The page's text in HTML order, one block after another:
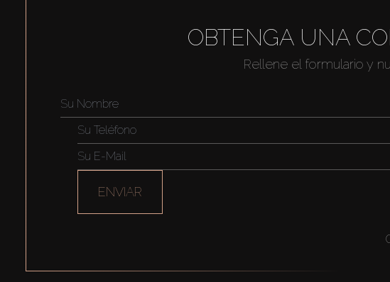
OBTENGA UNA
Rellene el formulario y
ENVIAR